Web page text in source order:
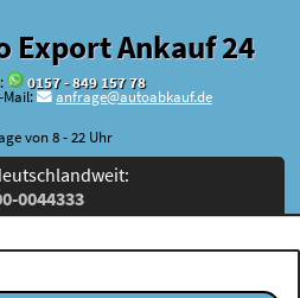
Export Ankauf 24
0157 - 849 157 78
Mail:
anfrage@autoabkauf.de
von 8 - 22 Uhr
0044333